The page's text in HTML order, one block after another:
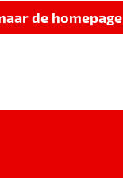
de homepage